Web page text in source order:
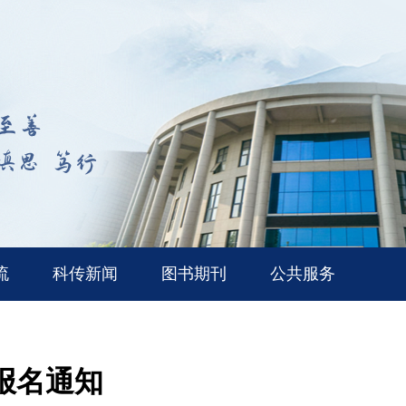
科传新闻 图书期刊 公共服务
名通知